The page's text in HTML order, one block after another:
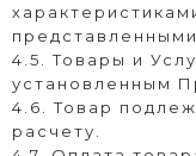
4.5. Товары и
установленным
4.6. Товар
расчету.